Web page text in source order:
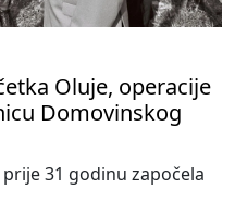
Oluje, operacije
Domovinskog
31 godinu započela